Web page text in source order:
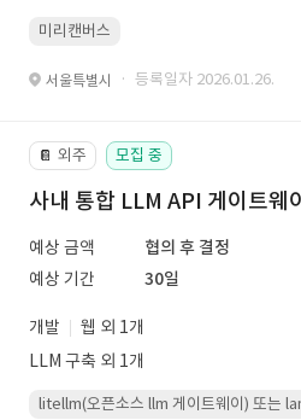
미리캔버스
서울특별시 · 등록일자 2026.01.26.
📔 외주 모집 중
사내 통합 LLM API 게이트웨
예상 금액
협의 후 결정
예상 기간
30일
개발
웹 외 1개
LLM 구축 외 1개
litellm(오픈소스 llm 게이트웨이) 또는